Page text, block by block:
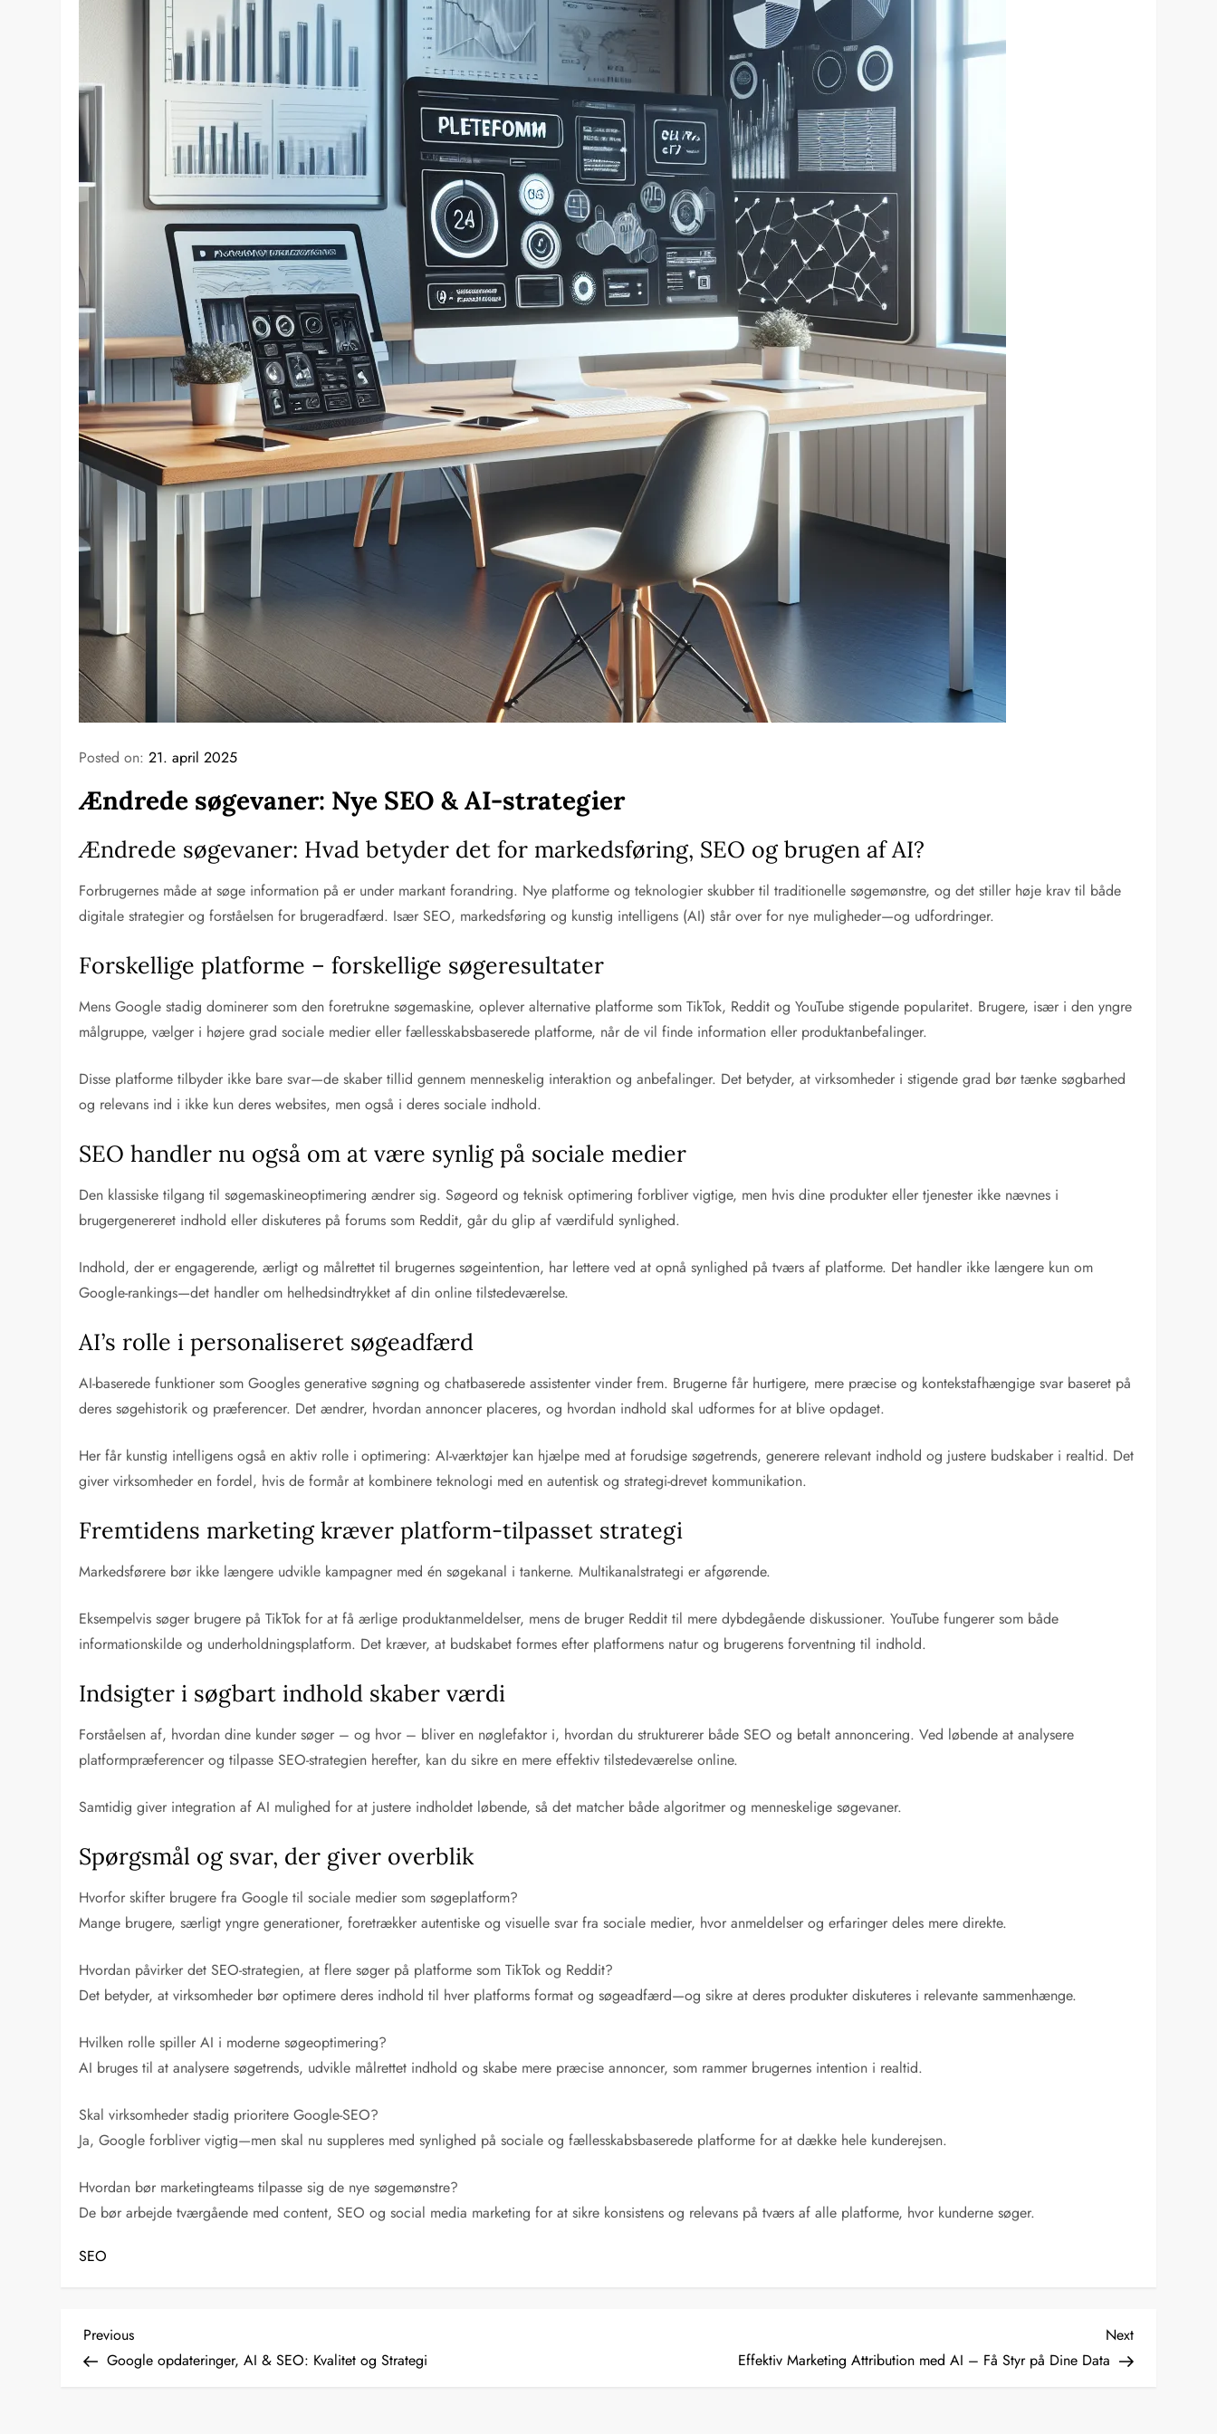
Posted on:21. april 2025
Ændrede søgevaner: Nye SEO & AI-strategier
Ændrede søgevaner: Hvad betyder det for markedsføring, SEO og brugen af AI?
Forbrugernes måde at søge information på er under markant forandring. Nye platforme og teknologier skubber til traditionelle søgemønstre, og det stiller høje krav til både
digitale strategier og forståelsen for brugeradfærd. Især SEO, markedsføring og kunstig intelligens (AI) står over for nye muligheder—og udfordringer.
Forskellige platforme – forskellige søgeresultater
Mens Google stadig dominerer som den foretrukne søgemaskine, oplever alternative platforme som TikTok, Reddit og YouTube stigende popularitet. Brugere, især i den yngre
målgruppe, vælger i højere grad sociale medier eller fællesskabsbaserede platforme, når de vil finde information eller produktanbefalinger.
Disse platforme tilbyder ikke bare svar—de skaber tillid gennem menneskelig interaktion og anbefalinger. Det betyder, at virksomheder i stigende grad bør tænke søgbarhed
og relevans ind i ikke kun deres websites, men også i deres sociale indhold.
SEO handler nu også om at være synlig på sociale medier
Den klassiske tilgang til søgemaskineoptimering ændrer sig. Søgeord og teknisk optimering forbliver vigtige, men hvis dine produkter eller tjenester ikke nævnes i
brugergenereret indhold eller diskuteres på forums som Reddit, går du glip af værdifuld synlighed.
Indhold, der er engagerende, ærligt og målrettet til brugernes søgeintention, har lettere ved at opnå synlighed på tværs af platforme. Det handler ikke længere kun om
Google-rankings—det handler om helhedsindtrykket af din online tilstedeværelse.
AI’s rolle i personaliseret søgeadfærd
AI-baserede funktioner som Googles generative søgning og chatbaserede assistenter vinder frem. Brugerne får hurtigere, mere præcise og kontekstafhængige svar baseret på
deres søgehistorik og præferencer. Det ændrer, hvordan annoncer placeres, og hvordan indhold skal udformes for at blive opdaget.
Her får kunstig intelligens også en aktiv rolle i optimering: AI-værktøjer kan hjælpe med at forudsige søgetrends, generere relevant indhold og justere budskaber i realtid. Det
giver virksomheder en fordel, hvis de formår at kombinere teknologi med en autentisk og strategi-drevet kommunikation.
Fremtidens marketing kræver platform-tilpasset strategi
Markedsførere bør ikke længere udvikle kampagner med én søgekanal i tankerne. Multikanalstrategi er afgørende.
Eksempelvis søger brugere på TikTok for at få ærlige produktanmeldelser, mens de bruger Reddit til mere dybdegående diskussioner. YouTube fungerer som både
informationskilde og underholdningsplatform. Det kræver, at budskabet formes efter platformens natur og brugerens forventning til indhold.
Indsigter i søgbart indhold skaber værdi
Forståelsen af, hvordan dine kunder søger – og hvor – bliver en nøglefaktor i, hvordan du strukturerer både SEO og betalt annoncering. Ved løbende at analysere
platformpræferencer og tilpasse SEO-strategien herefter, kan du sikre en mere effektiv tilstedeværelse online.
Samtidig giver integration af AI mulighed for at justere indholdet løbende, så det matcher både algoritmer og menneskelige søgevaner.
Spørgsmål og svar, der giver overblik
Hvorfor skifter brugere fra Google til sociale medier som søgeplatform?
Mange brugere, særligt yngre generationer, foretrækker autentiske og visuelle svar fra sociale medier, hvor anmeldelser og erfaringer deles mere direkte.
Hvordan påvirker det SEO-strategien, at flere søger på platforme som TikTok og Reddit?
Det betyder, at virksomheder bør optimere deres indhold til hver platforms format og søgeadfærd—og sikre at deres produkter diskuteres i relevante sammenhænge.
Hvilken rolle spiller AI i moderne søgeoptimering?
AI bruges til at analysere søgetrends, udvikle målrettet indhold og skabe mere præcise annoncer, som rammer brugernes intention i realtid.
Skal virksomheder stadig prioritere Google-SEO?
Ja, Google forbliver vigtig—men skal nu suppleres med synlighed på sociale og fællesskabsbaserede platforme for at dække hele kunderejsen.
Hvordan bør marketingteams tilpasse sig de nye søgemønstre?
De bør arbejde tværgående med content, SEO og social media marketing for at sikre konsistens og relevans på tværs af alle platforme, hvor kunderne søger.
SEO
I
n
Previous
Post
Previous
Google opdateringer, AI & SEO: Kvalitet og Strategi
Next
Post
Next
Effektiv Marketing Attribution med AI – Få Styr på Dine Data